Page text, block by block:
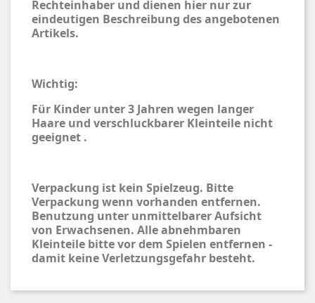
Rechteinhaber und dienen hier nur zur
eindeutigen Beschreibung des angebotenen
Artikels.
Wichtig:
Für Kinder unter 3 Jahren wegen langer
Haare und verschluckbarer Kleinteile nicht
geeignet .
Verpackung ist kein Spielzeug. Bitte
Verpackung wenn vorhanden entfernen.
Benutzung unter unmittelbarer Aufsicht
von Erwachsenen. Alle abnehmbaren
Kleinteile bitte vor dem Spielen entfernen -
damit keine Verletzungsgefahr besteht.